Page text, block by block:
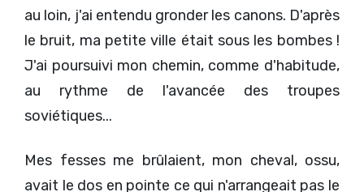
au loin, j'ai entendu gronder les canons. D'après
le bruit, ma petite ville était sous les bombes !
J'ai poursuivi mon chemin, comme d'habitude,
au rythme de l'avancée des troupes
soviétiques...
Mes fesses me brûlaient, mon cheval, ossu,
avait le dos en pointe ce qui n'arrangeait pas le